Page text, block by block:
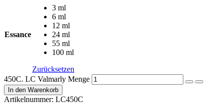
Essance
3 ml
6 ml
12 ml
24 ml
55 ml
100 ml
Zurücksetzen
450C. LC Valmarly Menge
In den Warenkorb
Artikelnummer: LC450C